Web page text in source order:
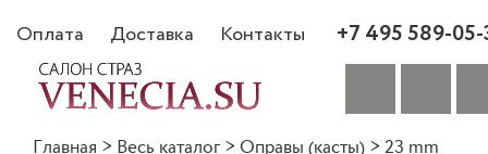
Оплата Доставка Контакты +7 495 589-
Главная > Весь каталог > Оправы (касты) > 23 mm